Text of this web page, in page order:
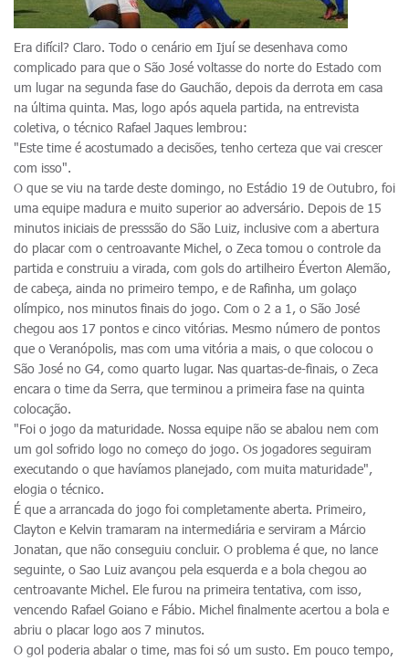
Era difícil? Claro. Todo o cenário em Ijuí se desenhava como
complicado para que o São José voltasse do norte do Estado com
um lugar na segunda fase do Gauchão, depois da derrota em casa
na última quinta. Mas, logo após aquela partida, na entrevista
coletiva, o técnico Rafael Jaques lembrou:
"Este time é acostumado a decisões, tenho certeza que vai crescer
com isso".
O que se viu na tarde deste domingo, no Estádio 19 de Outubro, foi
uma equipe madura e muito superior ao adversário. Depois de 15
minutos iniciais de presssão do São Luiz, inclusive com a abertura
do placar com o centroavante Michel, o Zeca tomou o controle da
partida e construiu a virada, com gols do artilheiro Éverton Alemão,
de cabeça, ainda no primeiro tempo, e de Rafinha, um golaço
olímpico, nos minutos finais do jogo. Com o 2 a 1, o São José
chegou aos 17 pontos e cinco vitórias. Mesmo número de pontos
que o Veranópolis, mas com uma vitória a mais, o que colocou o
São José no G4, como quarto lugar. Nas quartas-de-finais, o Zeca
encara o time da Serra, que terminou a primeira fase na quinta
colocação.
"Foi o jogo da maturidade. Nossa equipe não se abalou nem com
um gol sofrido logo no começo do jogo. Os jogadores seguiram
executando o que havíamos planejado, com muita maturidade",
elogia o técnico.
É que a arrancada do jogo foi completamente aberta. Primeiro,
Clayton e Kelvin tramaram na intermediária e serviram a Márcio
Jonatan, que não conseguiu concluir. O problema é que, no lance
seguinte, o Sao Luiz avançou pela esquerda e a bola chegou ao
centroavante Michel. Ele furou na primeira tentativa, com isso,
vencendo Rafael Goiano e Fábio. Michel finalmente acertou a bola e
abriu o placar logo aos 7 minutos.
O gol poderia abalar o time, mas foi só um susto. Em pouco tempo,